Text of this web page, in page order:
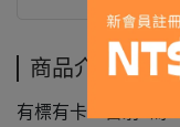
商品介紹
有標有卡，雷射8碼